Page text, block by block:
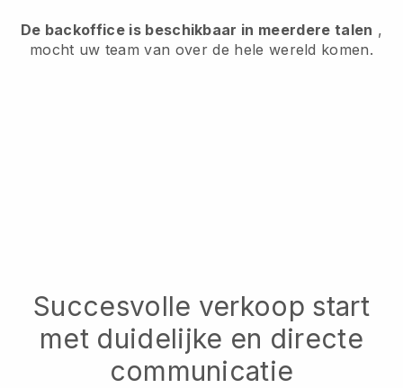
De backoffice is beschikbaar in meerdere talen ,
mocht uw team van over de hele wereld komen.
Succesvolle verkoop start
met duidelijke en directe
communicatie